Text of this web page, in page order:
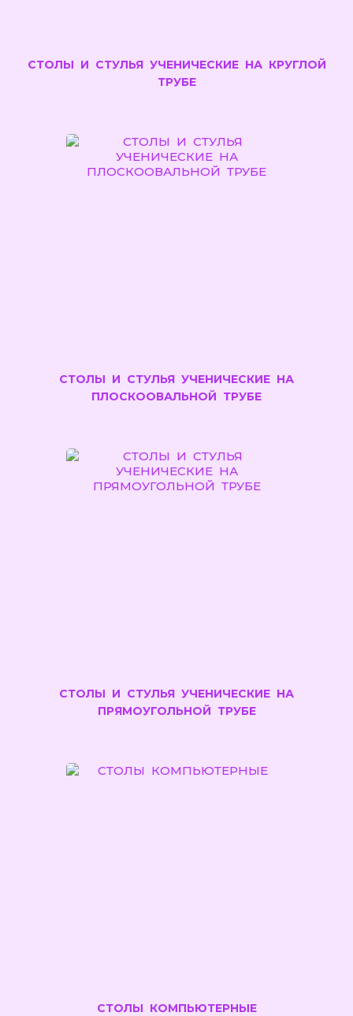
СТОЛЫ И СТУЛЬЯ УЧЕНИЧЕСКИЕ НА КРУГЛОЙ
ТРУБЕ
СТОЛЫ И СТУЛЬЯ УЧЕНИЧЕСКИЕ НА
ПЛОСКООВАЛЬНОЙ ТРУБЕ
СТОЛЫ И СТУЛЬЯ УЧЕНИЧЕСКИЕ НА
ПРЯМОУГОЛЬНОЙ ТРУБЕ
СТОЛЫ КОМПЬЮТЕРНЫЕ